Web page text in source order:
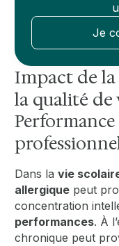
Je
Impact de
la qualité de
Dans lavie
allergique peut
concentration
performances. À
chronique peut